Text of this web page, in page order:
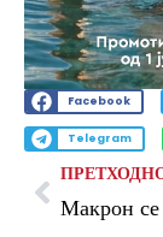
Facebook
Telegram